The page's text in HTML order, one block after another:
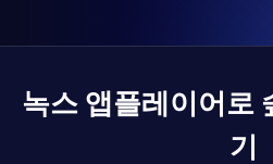
녹스 앱플레이어로
기